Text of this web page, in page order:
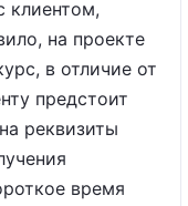
клиентом,
на проекте
в отличие от
предстоит
реквизиты
время